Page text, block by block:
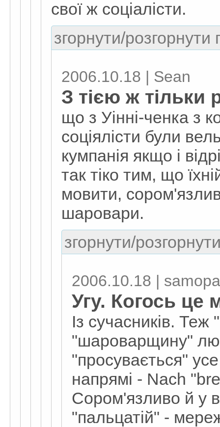
свої ж соціалісти.
згорнути/розгорнути
2006.10.18 | Sean
З тією ж тільки
що з Уінні-ченка з
соціялісти були
кумпанія якщо і
так тіко тим, що
мовити,
шаровари.
згорнути/
2006.10.18 |
Угу. Когось це
Із сучасників. Теж
"шароварщину"
"просувається"
напрямі - Nach
Сором'язливо й у
"пальцатій" -